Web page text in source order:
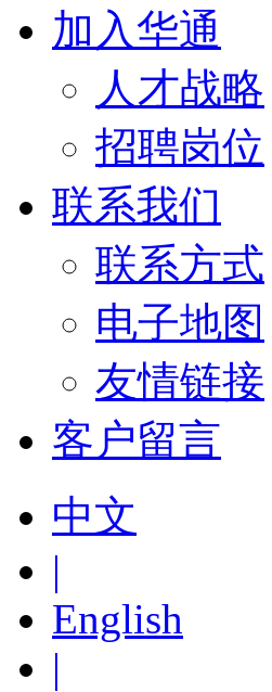
加入华通
人才战略
招聘岗位
联系我们
联系方式
电子地图
友情链接
客户留言
中文
|
English
|